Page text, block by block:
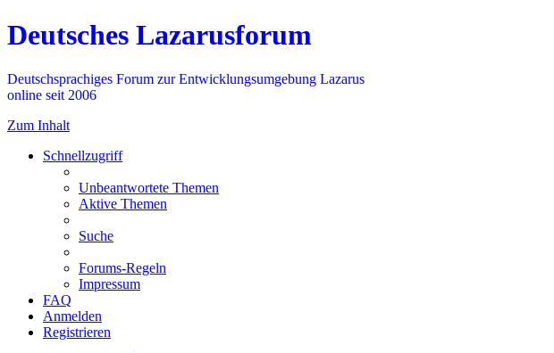
Deutsches Lazarusforum
Deutschsprachiges Forum zur Entwicklungsumgebung Lazarus
online seit 2006
Zum Inhalt
Schnellzugriff
Unbeantwortete Themen
Aktive Themen
Suche
Forums-Regeln
Impressum
FAQ
Anmelden
Registrieren